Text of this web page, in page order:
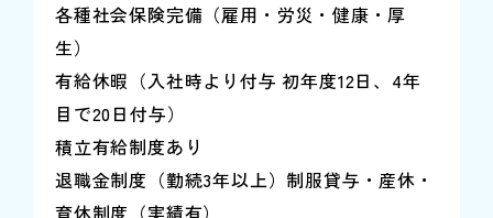
各種社会保険完備（雇用・労災・健康・厚
生）
有給休暇（入社時より付与 初年度12日、4年
目で20日付与）
積立有給制度あり
退職金制度（勤続3年以上）制服貸与・産休・
育休制度（実績有）